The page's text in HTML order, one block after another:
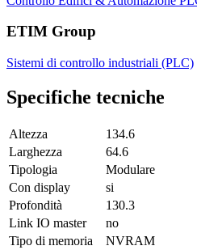
ETIM Group
Sistemi di controllo industriali (PLC)
Specifiche tecniche
Altezza
134.6
Larghezza
64.6
Tipologia
Modulare
Con display
si
Profondità
130.3
Link IO master
no
Tipo di memoria
NVRAM